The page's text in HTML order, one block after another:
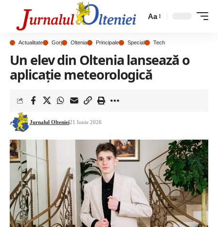
Aa
Actualitate Gorj Oltenia Principale Special Tech
Un elev din Oltenia lansează o
aplicație meteorologică
Jurnalul Olteniei21 Iunie 2026